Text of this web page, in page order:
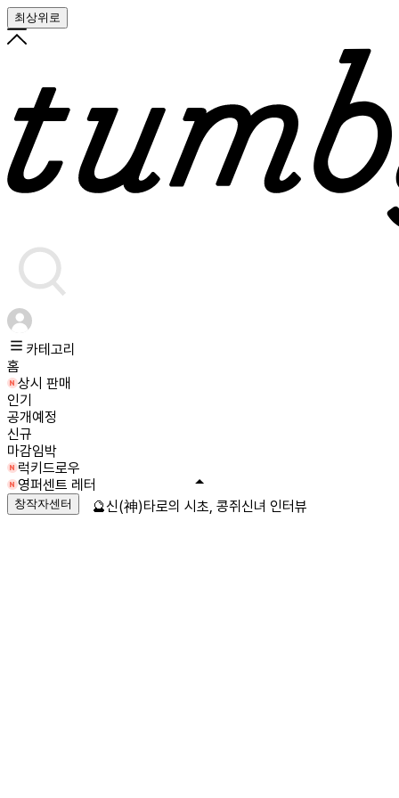
최상위로
카테고리
홈
상시 판매
인기
공개예정
신규
마감임박
럭키드로우
영퍼센트 레터
창작자센터 🔮신(神)타로의 시초, 콩쥐신녀 인터뷰